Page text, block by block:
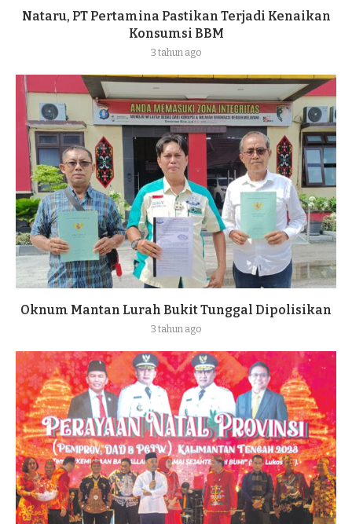
Nataru, PT Pertamina Pastikan Terjadi Kenaikan
Konsumsi BBM
3 tahun ago
Oknum Mantan Lurah Bukit Tunggal Dipolisikan
3 tahun ago